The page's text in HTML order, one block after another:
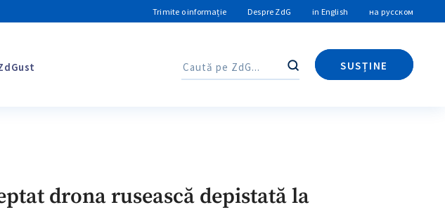
Trimite o informație Despre ZdG in English на русском
Caută
SUSȚINE
Caută
drona rusească depistată la